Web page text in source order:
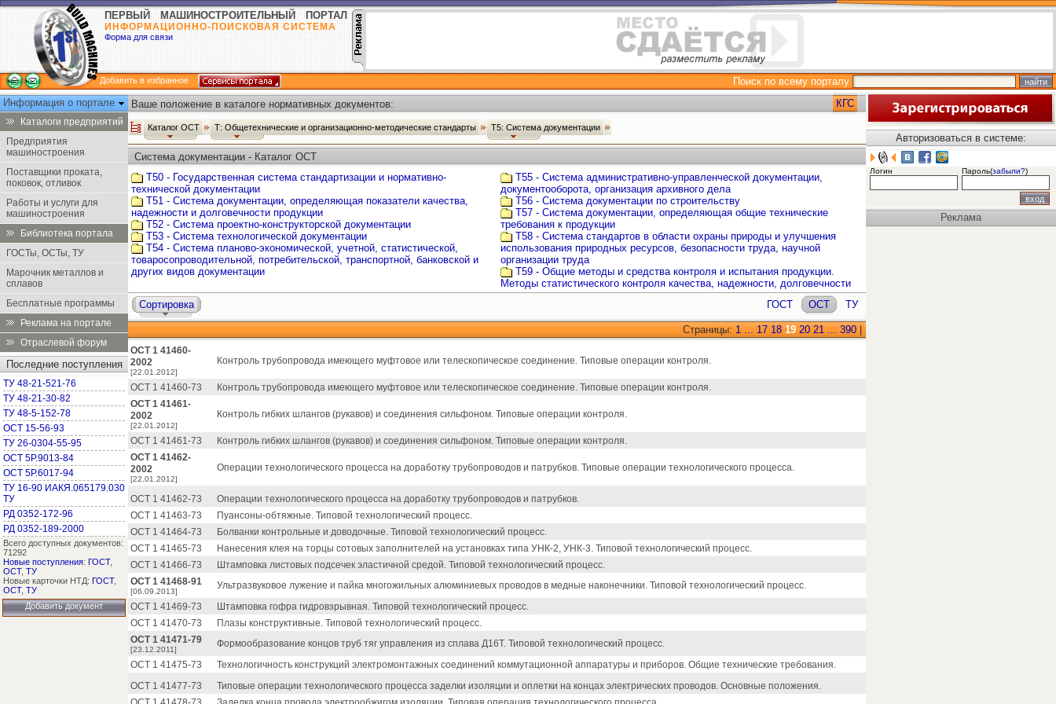
ПЕРВЫЙ МАШИНОСТРОИТЕЛЬНЫЙ ПОРТАЛ
ИНФОРМАЦИОННО-ПОИСКОВАЯ СИСТЕМА
Форма для связи
Добавить в избранное
Поиск по всему порталу
Информация о портале
Каталоги предприятий
Предприятия
машиностроения
Поставщики проката,
поковок, отливок
Работы и услуги для
машиностроения
Библиотека портала
ГОСТы, ОСТы, ТУ
Марочник металлов и
сплавов
Бесплатные программы
Реклама на портале
Отраслевой форум
Последние поступления
ТУ 48-21-521-76
ТУ 48-21-30-82
ТУ 48-5-152-78
ОСТ 15-56-93
ТУ 26-0304-55-95
ОСТ 5Р.9013-84
ОСТ 5Р.6017-94
ТУ 16-90 ИАКЯ.065179.030
ТУ
РД 0352-172-96
РД 0352-189-2000
Всего доступных документов:
71292
Новые поступления: ГОСТ,
ОСТ, ТУ
Новые карточки НТД: ГОСТ,
ОСТ, ТУ
Добавить документ
Ваше положение в каталоге нормативных документов: КГС
Каталог ОСТ Т: Общетехнические и организационно-методические стандарты Т5: Система документации
Система документации - Каталог ОСТ
Т50 - Государственная система стандартизации и нормативно-
технической документации
Т51 - Система документации, определяющая показатели качества,
надежности и долговечности продукции
Т52 - Система проектно-конструкторской документации
Т53 - Система технологической документации
Т54 - Система планово-экономической, учетной, статистической,
товаросопроводительной, потребительской, транспортной, банковской и
других видов документации
Т55 - Система административно-управленческой документации,
документооборота, организация архивного дела
Т56 - Система документации по строительству
Т57 - Система документации, определяющая общие технические
требования к продукции
Т58 - Система стандартов в области охраны природы и улучшения
использования природных ресурсов, безопасности труда, научной
организации труда
Т59 - Общие методы и средства контроля и испытания продукции.
Методы статистического контроля качества, надежности, долговечности
Сортировка
ГОСТ ОСТ ТУ
Страницы: 1 ... 17 18 19 20 21 ... 390
ОСТ 1 41460-
2002
[22.01.2012]
Контроль трубопровода имеющего муфтовое или телескопическое соединение. Типовые операции контроля.
ОСТ 1 41460-73
Контроль трубопровода имеющего муфтовое или телескопическое соединение. Типовые операции контроля.
ОСТ 1 41461-
2002
[22.01.2012]
Контроль гибких шлангов (рукавов) и соединения сильфоном. Типовые операции контроля.
ОСТ 1 41461-73
Контроль гибких шлангов (рукавов) и соединения сильфоном. Типовые операции контроля.
ОСТ 1 41462-
2002
[22.01.2012]
Операции технологического процесса на доработку трубопроводов и патрубков. Типовые операции технологического процесса.
ОСТ 1 41462-73
Операции технологического процесса на доработку трубопроводов и патрубков.
ОСТ 1 41463-73
Пуансоны-обтяжные. Типовой технологический процесс.
ОСТ 1 41464-73
Болванки контрольные и доводочные. Типовой технологический процесс.
ОСТ 1 41465-73
Нанесения клея на торцы сотовых заполнителей на установках типа УНК-2, УНК-3. Типовой технологический процесс.
ОСТ 1 41466-73
Штамповка листовых подсечек эластичной средой. Типовой технологический процесс.
ОСТ 1 41468-91
[06.09.2013]
Ультразвуковое лужение и пайка многожильных алюминиевых проводов в медные наконечники. Типовой технологический процесс.
ОСТ 1 41469-73
Штамповка гофра гидровзрывная. Типовой технологический процесс.
ОСТ 1 41470-73
Плазы конструктивные. Типовой технологический процесс.
ОСТ 1 41471-79
[23.12.2011]
Формообразование концов труб тяг управления из сплава Д16Т. Типовой технологический процесс.
ОСТ 1 41475-73
Технологичность конструкций электромонтажных соединений коммутационной аппаратуры и приборов. Общие технические требования.
ОСТ 1 41477-73
Типовые операции технологического процесса заделки изоляции и оплетки на концах электрических проводов. Основные положения.
Авторизоваться в системе:
Логин Пароль(забыли?)
Реклама